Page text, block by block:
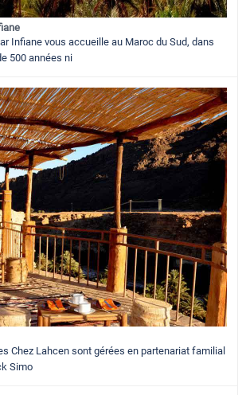
Infiane vous accueille au Maroc du Sud, dans
500 années ni
Chez Lahcen sont gérées en partenariat familial
Simo